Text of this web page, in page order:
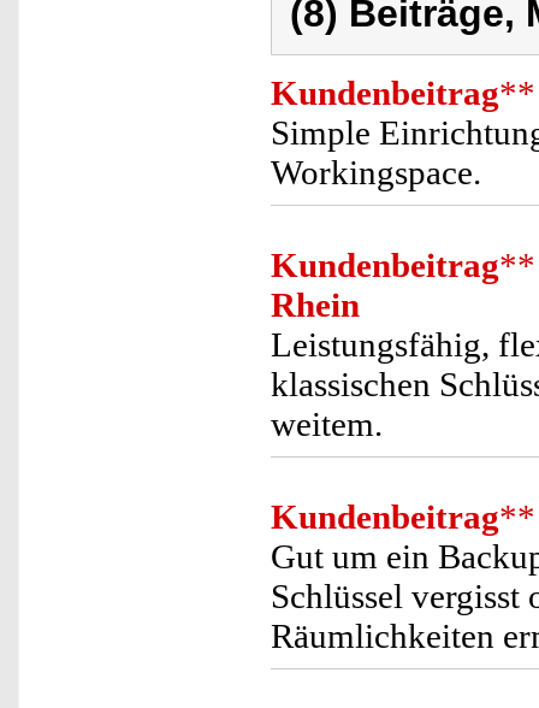
(8) Beiträge,
Kundenbeitrag**
Simple
Workingspace.
Kundenbeitrag**
Rhein
Leistungsfähig,
klassischen
weitem.
Kundenbeitrag**
Gut um ein
Schlüssel vergisst
Räumlichkeiten